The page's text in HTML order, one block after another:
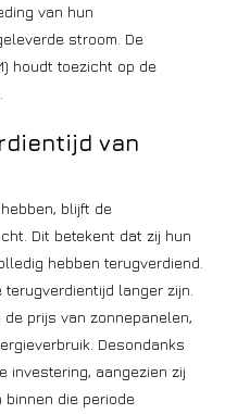
van hun
stroom. De
houdt toezicht op de
van
blijft de
Dit betekent dat zij hun
hebben terugverdiend.
langer zijn.
prijs van zonnepanelen,
Desondanks
investering, aangezien zij
binnen die periode